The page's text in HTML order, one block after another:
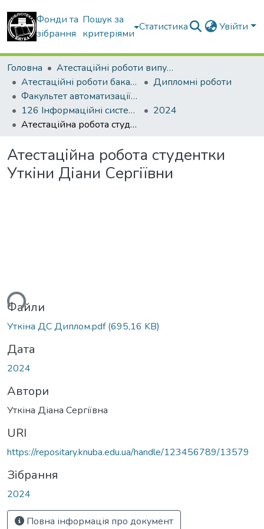
Фонди та
зібрання
Пошук за
критеріями
Статистика Увійти
Головна
Атестаційні роботи випускників
Атестаційні роботи бакалаврів
Дипломні роботи
Факультет автоматизації і інформаційних технологій
126 Інформаційні системи та технології. Управління проектами
2024
Атестаційна робота студентки Уткіни Діани Сергіївни
Атестаційна робота студентки
Уткіни Діани Сергіївни
Файли
Уткіна ДС Диплом.pdf(695,16 KB)
Дата
2024
Автори
Уткіна Діана Сергіївна
URI
https://repositary.knuba.edu.ua/handle/123456789/13579
Зібрання
2024
Повна інформація про документ